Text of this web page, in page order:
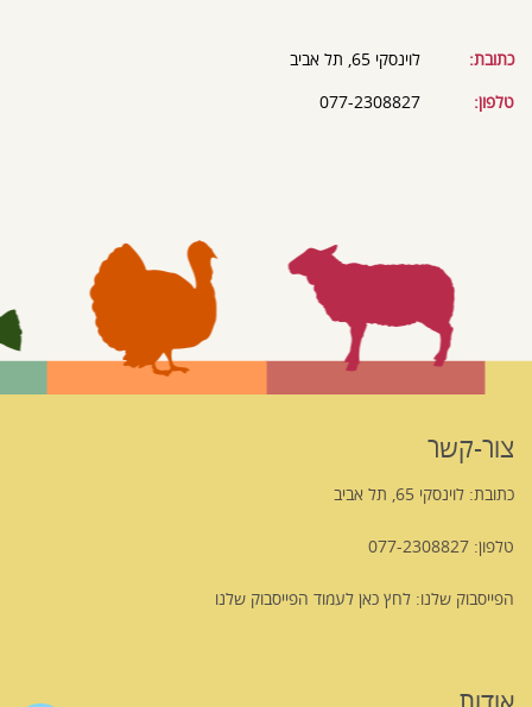
כתובת:
לוינסקי 65, תל אביב
טלפון:
077-2308827
צור-קשר
כתובת: לוינסקי 65, תל אביב
טלפון: 077-2308827
הפייסבוק שלנו: לחץ כאן לעמוד הפייסבוק שלנו